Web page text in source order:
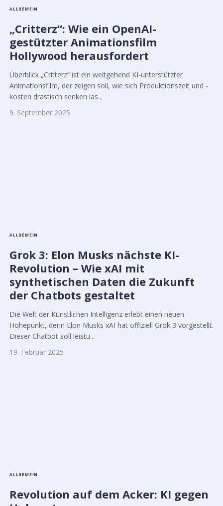
ALLGEMEIN
„Critterz“: Wie ein OpenAI-
gestützter Animationsfilm
Hollywood herausfordert
Überblick „Critterz“ ist ein weitgehend KI-unterstützter
Animationsfilm, der zeigen soll, wie sich Produktionszeit und -
kosten drastisch senken las...
9. September 2025
ALLGEMEIN
Grok 3: Elon Musks nächste KI-
Revolution – Wie xAI mit
synthetischen Daten die Zukunft
der Chatbots gestaltet
Die Welt der Künstlichen Intelligenz erlebt einen neuen
Höhepunkt, denn Elon Musks xAI hat offiziell Grok 3 vorgestellt.
Dieser Chatbot soll leistu...
19. Februar 2025
ALLGEMEIN
Revolution auf dem Acker: KI gegen